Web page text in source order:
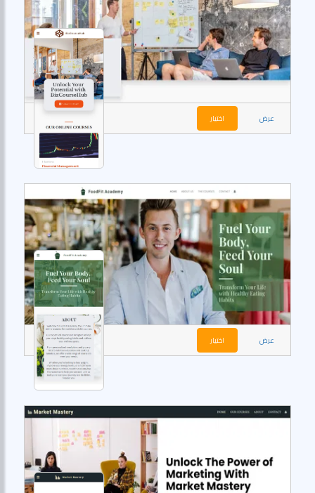
عرض اختيار
عرض اختيار